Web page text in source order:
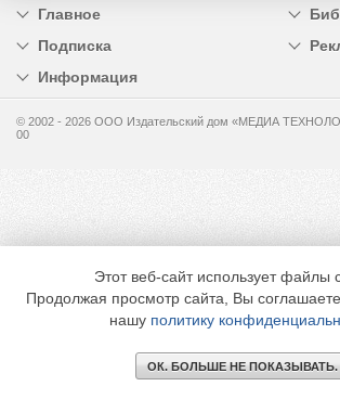
Главное
Подписка
Информация
© 2002 - 2026 OOO Издательский дом «МЕДИА
00
Этот веб-сайт использует файлы
Продолжая просмотр сайта, Вы
нашу политику
ОК. БОЛЬШЕ НЕ ПОКАЗЫВАТЬ.